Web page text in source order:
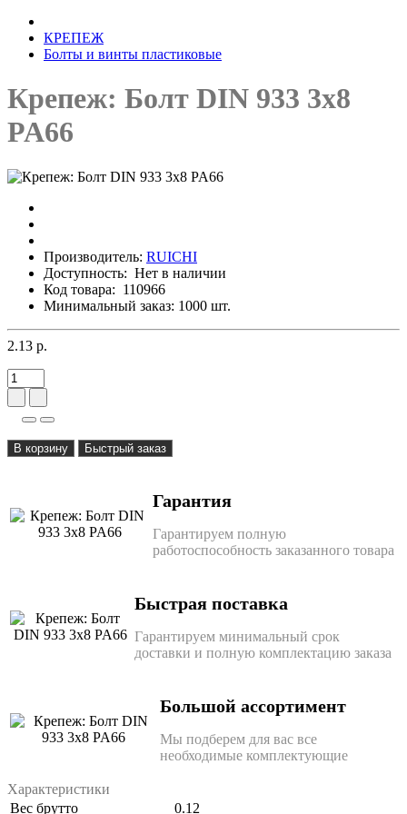
КРЕПЕЖ
Болты и винты пластиковые
Крепеж: Болт DIN 933 3x8
PA66
Производитель: RUICHI
Доступность: Нет в наличии
Код товара: 110966
Минимальный заказ: 1000 шт.
2.13 р.
В корзину Быстрый заказ
Гарантия
Гарантируем полную
работоспособность заказанного товара
Быстрая поставка
Гарантируем минимальный срок
доставки и полную комплектацию заказа
Большой ассортимент
Мы подберем для вас все
необходимые комплектующие
Характеристики
Вес брутто
0.12